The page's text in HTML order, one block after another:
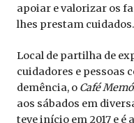
apoiar e valorizar os
lhes prestam cuidados.
Local de partilha de
cuidadores e pessoas
demência, o Café
aos sábados em
teve início em 2017 e